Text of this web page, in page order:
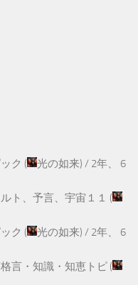
ク ( 光の如来) / 2年、 6
ト、予言、宇宙１１ (
ク ( 光の如来) / 2年、 6
言・知識・知恵トピ (